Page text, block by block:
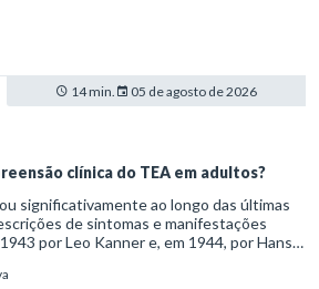
14 min. 05 de agosto de 2026
clínica do TEA em adultos?
de sintomas e manifestações
por Leo Kanner e, em 1944, por Hans